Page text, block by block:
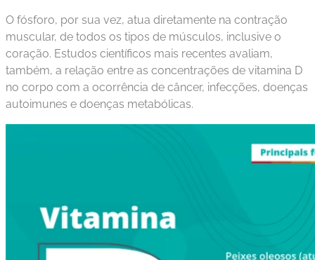
O fósforo, por sua vez, atua diretamente na contração
muscular, de todos os tipos de músculos, inclusive o
coração. Estudos científicos mais recentes avaliam,
também, a relação entre as concentrações de vitamina D
no corpo com a ocorrência de câncer, infecções, doenças
autoimunes e doenças metabólicas.